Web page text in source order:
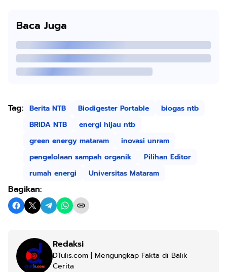
Baca Juga
Tag: Berita NTB Biodigester Portable
biogas ntb
BRIDA NTB
energi hijau ntb
green energy mataram
inovasi unram
pengelolaan sampah organik
Pilihan Editor
rumah energi
Universitas Mataram
Bagikan:
Redaksi
DTulis.com | Mengungkap Fakta di Balik
Cerita